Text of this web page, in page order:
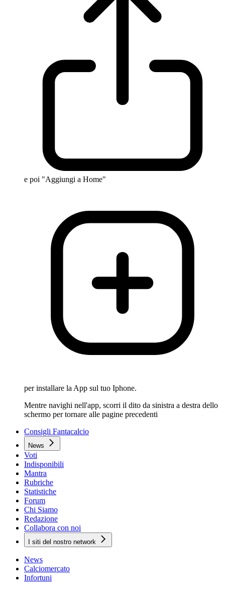
e poi "Aggiungi a Home"
per installare la App sul tuo Iphone.
Mentre navighi nell'app, scorri il dito da sinistra a destra dello
schermo per tornare alle pagine precedenti
Consigli Fantacalcio
News
Voti
Indisponibili
Mantra
Rubriche
Statistiche
Forum
Chi Siamo
Redazione
Collabora con noi
I siti del nostro network
News
Calciomercato
Infortuni